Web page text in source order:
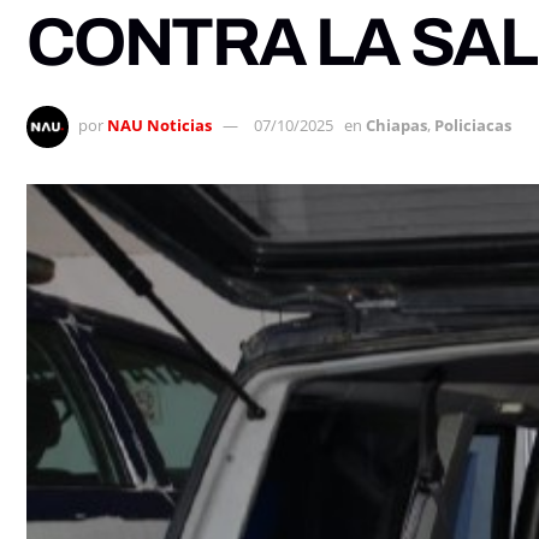
CONTRA LA
por NAU Noticias 07/10/2025 en Chiapas, Policiacas